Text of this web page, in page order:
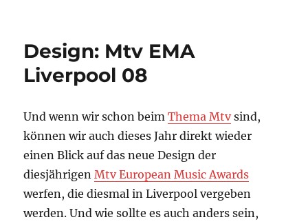
Design: Mtv EMA
Liverpool 08
Und wenn wir schon beimThema Mtvsind,
können wir auch dieses Jahr direkt wieder
einen Blick auf das neue Design der
diesjährigen Mtv European Music Awards
werfen, die diesmal in Liverpool vergeben
werden. Und wie sollte es auch anders sein,